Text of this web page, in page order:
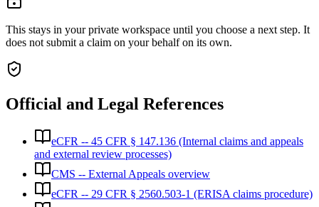
This stays in your private workspace until you choose a next step. It
does not submit a claim on your behalf on its own.
Official and Legal References
eCFR -- 45 CFR § 147.136 (Internal claims and appeals
and external review processes)
CMS -- External Appeals overview
eCFR -- 29 CFR § 2560.503-1 (ERISA claims procedure)